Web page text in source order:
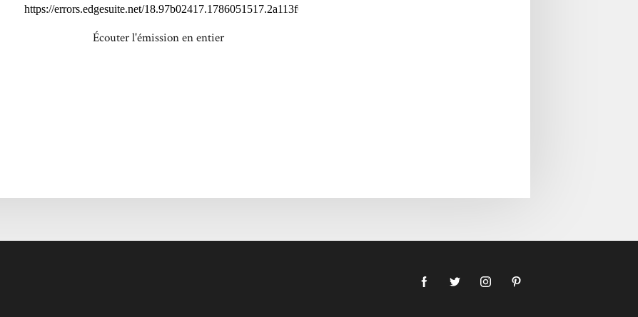
Écouter l'émission en entier